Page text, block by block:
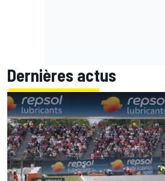
Dernières actus